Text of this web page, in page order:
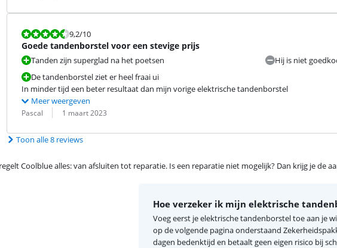
Beoordeling is 9,2 van de 10.
9,2/10
Goede tandenborstel voor een stevige prijs
Tanden zijn superglad na het poetsen
De tandenborstel ziet er heel fraai ui
Hij is niet
In minder tijd een beter resultaat dan mijn vorige elektrische tandenborstel
Meer weergeven
Beoordeling door:
Pascal
Datum: 1 maart 2023
Toon alle 8 reviews
Coolblue alles: van afsluiten tot reparatie. Is een reparatie niet mogelijk? Dan krijg je de
Hoe verzeker ik mijn elektrische
Voeg eerst je elektrische tandenborstel toe aan je
op de volgende pagina onderstaand
dagen bedenktijd en betaalt geen eigen risico bij